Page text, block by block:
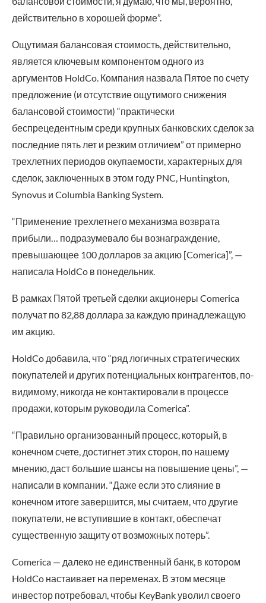
действительно в хорошей форме”.
Ощутимая балансовая стоимость, действительно,
является ключевым компонентом одного из
аргументов HoldCo. Компания назвала Пятое по счету
предложение (и отсутствие ощутимого снижения
балансовой стоимости) “практически
беспрецедентным среди крупных банковских сделок за
последние пять лет и резким отличием” от примерно
трехлетних периодов окупаемости, характерных для
сделок, заключенных в этом году PNC, Huntington,
Synovus и Columbia Banking System.
“Применение трехлетнего механизма возврата
прибыли… подразумевало бы вознаграждение,
превышающее 100 долларов за акцию [Comerica]”, —
написала HoldCo в понедельник.
В рамках Пятой третьей сделки акционеры Comerica
получат по 82,88 доллара за каждую принадлежащую
им акцию.
HoldCo добавила, что “ряд логичных стратегических
покупателей и других потенциальных контрагентов, по-
видимому, никогда не контактировали в процессе
продажи, которым руководила Comerica”.
“Правильно организованный процесс, который, в
конечном счете, достигнет этих сторон, по нашему
мнению, даст большие шансы на повышение цены”, —
написали в компании. “Даже если это слияние в
конечном итоге завершится, мы считаем, что другие
покупатели, не вступившие в контакт, обеспечат
существенную защиту от возможных потерь”.
Comerica — далеко не единственный банк, в котором
HoldCo настаивает на переменах. В этом месяце
инвестор потребовал, чтобы KeyBank уволил своего